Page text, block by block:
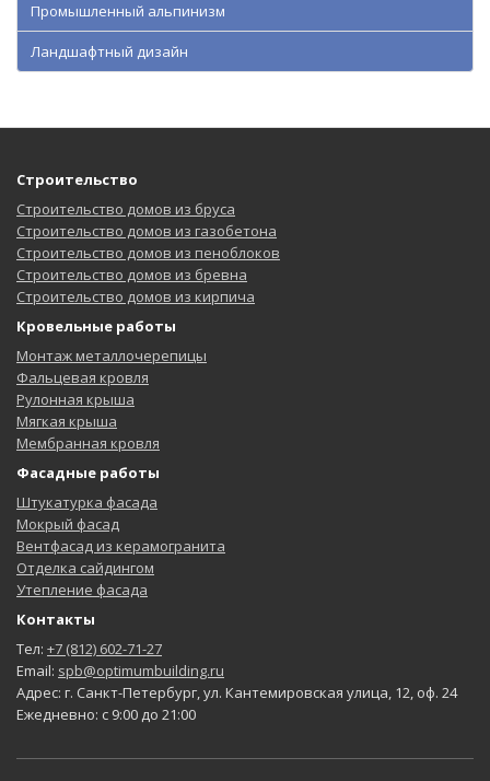
Промышленный альпинизм
Ландшафтный дизайн
Строительство
Строительство домов из бруса
Строительство домов из газобетона
Строительство домов из пеноблоков
Строительство домов из бревна
Строительство домов из кирпича
Кровельные работы
Монтаж металлочерепицы
Фальцевая кровля
Рулонная крыша
Мягкая крыша
Мембранная кровля
Фасадные работы
Штукатурка фасада
Мокрый фасад
Вентфасад из керамогранита
Отделка сайдингом
Утепление фасада
Контакты
Тел: +7 (812) 602-71-27
Email: spb@optimumbuilding.ru
Адрес: г. Санкт-Петербург, ул. Кантемировская улица, 12, оф. 24
Ежедневно: с 9:00 до 21:00